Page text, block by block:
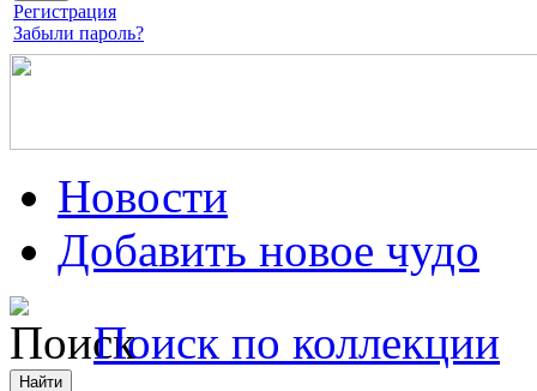
Регистрация
Забыли пароль?
Новости
Добавить новое чудо
Поиск по коллекции